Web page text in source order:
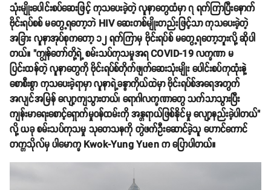
သုံးမျိုးပေါင်းစပ်ဆေးဖြင့် ကုသပေးခဲ့တဲ့ လူနာတွေထံမှာ ၇ ရက်ကြာပြီးနောက်
ဗိုင်းရပ်စစ် မတွေ့ရတော့ဘဲ HIV ဆေးတစ်မျိုးတည်းဖြင့်သာ ကုသပေးခဲ့တဲ့
အခြား လူနာအုပ်စုကတော့ ၁၂ ရက်ကြာမှ ဗိုင်းရပ်စ် မတွေ့ရတော့ဘူးလို့ ဆိုပါ
တယ်။ "ကျွန်တော်တို့ရဲ့ စမ်းသပ်ကုသမှုအရ COVID-19 လက္ခဏာ မ
ပြင်းထန်တဲ့ လူနာတွေကို ဗိုင်းရပ်စ်တိုက်ဖျက်ဆေးသုံးမျိုး ပေါင်းစပ်ကုထုံးနဲ့
စောစီးစွာ ကုသပေးခဲ့ရာမှာ လူနာရဲ့ခန္ဓာကိုယ်ထဲမှာ ဗိုင်းရပ်စ်အရေအတွက်
အလျင်အမြန် လျော့ကျသွားတယ်၊ ရောဂါလက္ခဏာတွေ သက်သာသွားပြီး
ကျန်းမာရေးစောင့်ရှောက်မှုဝန်ထမ်းကို အန္တရာယ်ဖြစ်နိုင်မှု လျော့နည်းခဲ့ပါတယ်"
လို့ ယခု စမ်းသပ်ကုသမှု သုတေသနကို တွဲဖက်ဦးဆောင်ခဲ့သူ ဟောင်ကောင်
တက္ကသိုလ်မှ ပါမောက္ခ Kwok-Yung Yuen က ပြောပါတယ်။